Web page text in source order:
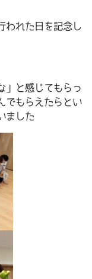
われた日を記念し
」と感じてもらっ
でもらえたらとい
ました